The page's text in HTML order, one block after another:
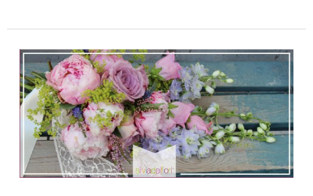
Matrimonio
boho-
chic,
tendenza
2016?